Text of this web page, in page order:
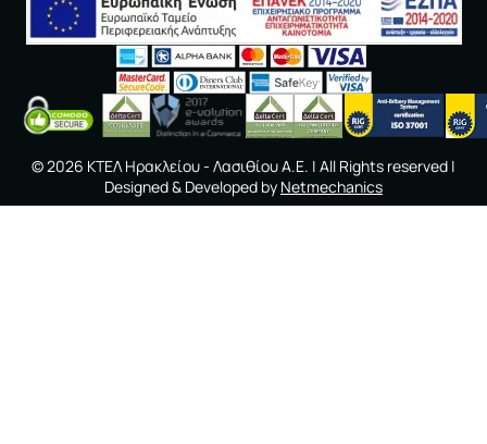
©2026 ΚΤΕΛ Ηρακλείου - Λασιθίου A.E. | All Rights reserved |
Designed & Developed by Netmechanics